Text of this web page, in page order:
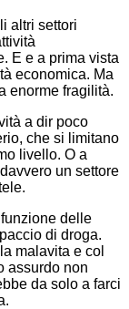
altri settori
E e a prima vista
economica. Ma
enorme fragilità.
a dir poco
che si limitano
livello. O a
un settore
delle
di droga.
malavita e col
assurdo non
da solo a farci